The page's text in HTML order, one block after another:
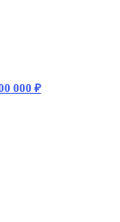
000 ₽